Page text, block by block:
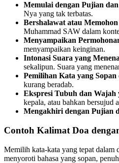
Memulai dengan Pujian
Nya yang tak terbatas.
Bershalawat atau
Muhammad SAW dalam
Menyampaikan
menyampaikan keinginan.
Intonasi Suara yang
sekalipun. Suara yang
Pemilihan Kata yang
kurang beradab.
Ekspresi Tubuh dan Wajah
kepala, atau bahkan bersujud
Mengakhiri dengan Pujian
Contoh Kalimat Doa
Memilih kata-kata yang tepat dalam
menyoroti bahasa yang sopan,